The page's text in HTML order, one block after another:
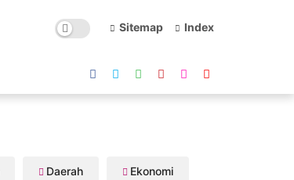
Sitemap Index
Daerah Ekonomi